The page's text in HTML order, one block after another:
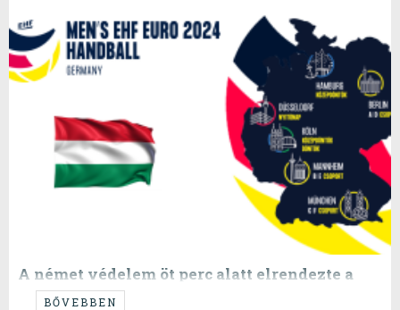
A német védelem öt perc alatt elrendezte a
meccset
BŐVEBBEN